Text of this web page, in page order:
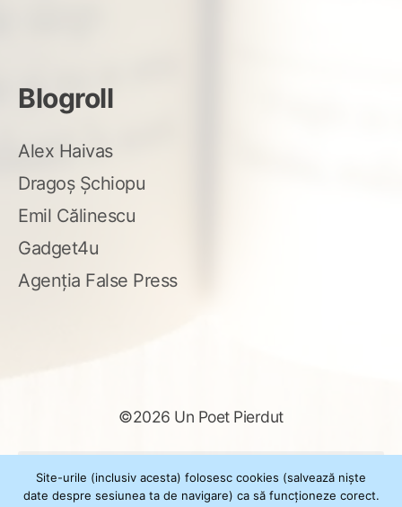
Blogroll
Alex Haivas
Dragoș Șchiopu
Emil Călinescu
Gadget4u
Agenția False Press
©2026 Un Poet Pierdut
după:
Site-urile (inclusiv acesta) folosesc cookies (salvează niște
date despre sesiunea ta de navigare) ca să funcționeze corect.